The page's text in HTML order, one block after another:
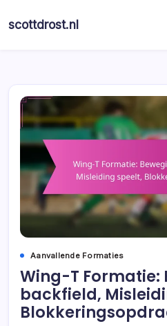
scottdrost.nl
Aanvallende Formaties
Wing-T Formatie:
backfield,